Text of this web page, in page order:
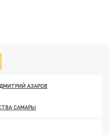
ДМИТРИЙ АЗАРОВ
САМАРЫ